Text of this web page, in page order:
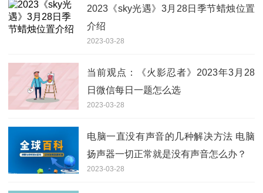
2023《sky光遇》3月28日季节蜡烛位置
介绍
2023-03-28
当前观点：《火影忍者》2023年3月28
日微信每日一题怎么选
2023-03-28
电脑一直没有声音的几种解决方法 电脑
扬声器一切正常就是没有声音怎么办？
2023-03-28